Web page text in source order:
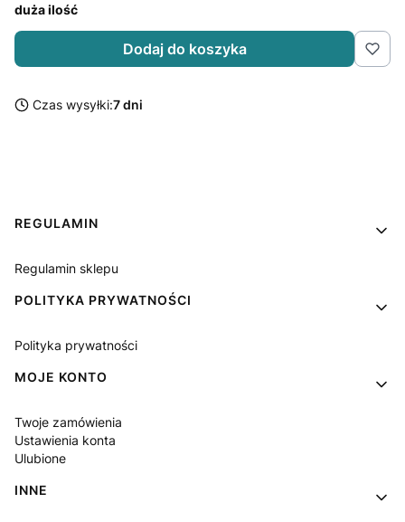
duża ilość
Dodaj do koszyka
Czas wysyłki:7 dni
Linki w stopce
REGULAMIN
Regulamin sklepu
POLITYKA PRYWATNOŚCI
Polityka prywatności
MOJE KONTO
Twoje zamówienia
Ustawienia konta
Ulubione
INNE